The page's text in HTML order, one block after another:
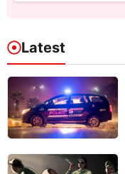
Latest